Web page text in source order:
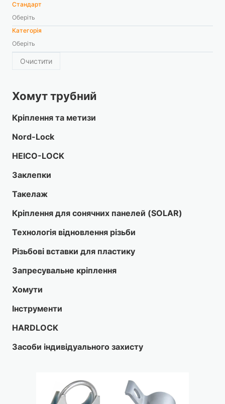
Стандарт
Оберіть
Категорія
Оберіть
Очистити
Хомут трубний
Кріплення та метизи
Nord-Lock
HEICO-LOCK
Заклепки
Такелаж
Кріплення для сонячних панелей (SOLAR)
Технологія відновлення різьби
Різьбові вставки для пластику
Запресувальне кріплення
Хомути
Інструменти
HARDLOCK
Засоби індивідуального захисту